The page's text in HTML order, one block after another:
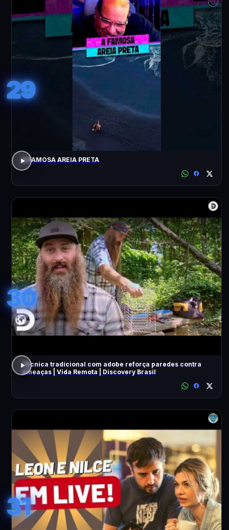
29
A FAMOSA AREIA PRETA
30
Técnica tradicional com adobe reforça paredes contra
ameaças | Vida Remota | Discovery Brasil
31